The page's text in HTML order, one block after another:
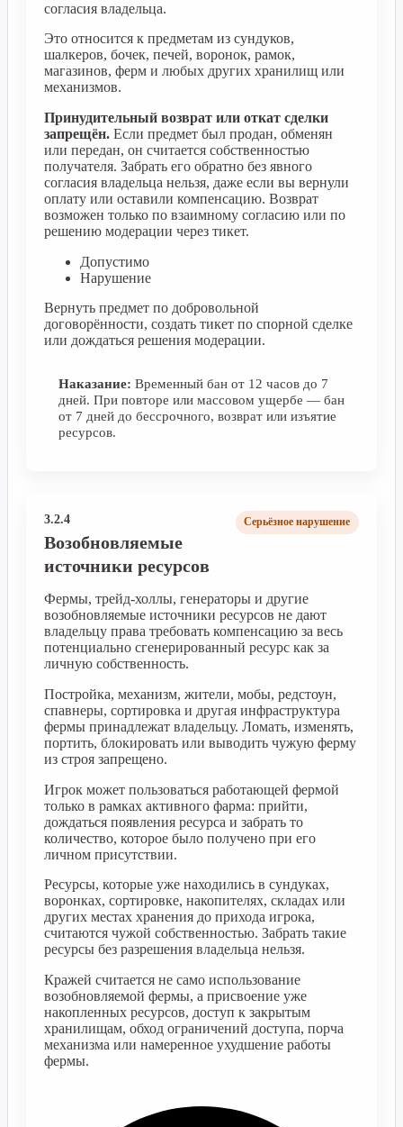
согласия владельца.
Это относится к предметам из сундуков,
шалкеров, бочек, печей, воронок, рамок,
магазинов, ферм и любых других хранилищ или
механизмов.
Принудительный возврат или откат сделки
запрещён. Если предмет был продан, обменян
или передан, он считается собственностью
получателя. Забрать его обратно без явного
согласия владельца нельзя, даже если вы вернули
оплату или оставили компенсацию. Возврат
возможен только по взаимному согласию или по
решению модерации через тикет.
Допустимо
Нарушение
Вернуть предмет по добровольной
договорённости, создать тикет по спорной сделке
или дождаться решения модерации.
Наказание: Временный бан от 12 часов до 7
дней. При повторе или массовом ущербе — бан
от 7 дней до бессрочного, возврат или изъятие
ресурсов.
3.2.4
Возобновляемые
источники ресурсов
Серьёзное нарушение
Фермы, трейд-холлы, генераторы и другие
возобновляемые источники ресурсов не дают
владельцу права требовать компенсацию за весь
потенциально сгенерированный ресурс как за
личную собственность.
Постройка, механизм, жители, мобы, редстоун,
спавнеры, сортировка и другая инфраструктура
фермы принадлежат владельцу. Ломать, изменять,
портить, блокировать или выводить чужую ферму
из строя запрещено.
Игрок может пользоваться работающей фермой
только в рамках активного фарма: прийти,
дождаться появления ресурса и забрать то
количество, которое было получено при его
личном присутствии.
Ресурсы, которые уже находились в сундуках,
воронках, сортировке, накопителях, складах или
других местах хранения до прихода игрока,
считаются чужой собственностью. Забрать такие
ресурсы без разрешения владельца нельзя.
Кражей считается не само использование
возобновляемой фермы, а присвоение уже
накопленных ресурсов, доступ к закрытым
хранилищам, обход ограничений доступа, порча
механизма или намеренное ухудшение работы
фермы.